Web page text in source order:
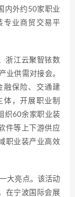
内外约50家职业
专业商贸交易平
浙江云聚智铱数
业供需对接会。
融保险、交通建
，开展职业制
织60余家职业装
件等上下游供应
职业装产业高效
大亮点。该活动
在宁波国际会展